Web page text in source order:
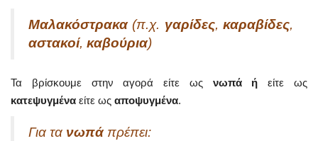
Μαλακόστρακα (π.χ. γαρίδες,καραβίδες,
αστακοί, καβούρια)
Τα βρίσκουμε στην αγορά είτε ως νωπά ήείτε ως
κατεψυγμένα είτε ως αποψυγμένα.
Για τα νωπά πρέπει: